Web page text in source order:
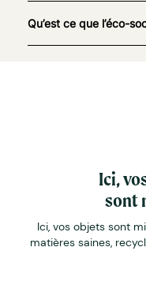
Qu’est ce que l’éco-
Ici,
sont
Ici, vos objets sont
matières saines,